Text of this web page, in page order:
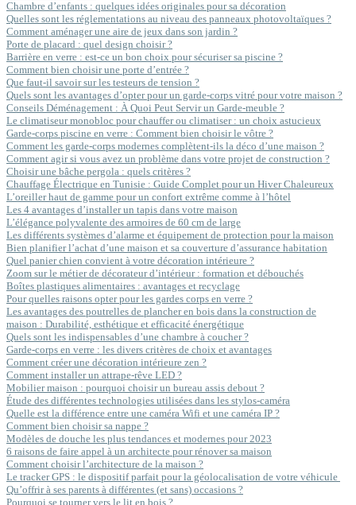
Chambre d’enfants : quelques idées originales pour sa décoration
Quelles sont les réglementations au niveau des panneaux photovoltaïques ?
Comment aménager une aire de jeux dans son jardin ?
Porte de placard : quel design choisir ?
Barrière en verre : est-ce un bon choix pour sécuriser sa piscine ?
Comment bien choisir une porte d’entrée ?
Que faut-il savoir sur les testeurs de tension ?
Quels sont les avantages d’opter pour un garde-corps vitré pour votre maison ?
Conseils Déménagement : À Quoi Peut Servir un Garde-meuble ?
Le climatiseur monobloc pour chauffer ou climatiser : un choix astucieux
Garde-corps piscine en verre : Comment bien choisir le vôtre ?
Comment les garde-corps modernes complètent-ils la déco d’une maison ?
Comment agir si vous avez un problème dans votre projet de construction ?
Choisir une bâche pergola : quels critères ?
Chauffage Électrique en Tunisie : Guide Complet pour un Hiver Chaleureux
L’oreiller haut de gamme pour un confort extrême comme à l’hôtel
Les 4 avantages d’installer un tapis dans votre maison
L’élégance polyvalente des armoires de 60 cm de large
Les différents systèmes d’alarme et équipement de protection pour la maison
Bien planifier l’achat d’une maison et sa couverture d’assurance habitation
Quel panier chien convient à votre décoration intérieure ?
Zoom sur le métier de décorateur d’intérieur : formation et débouchés
Boîtes plastiques alimentaires : avantages et recyclage
Pour quelles raisons opter pour les gardes corps en verre ?
Les avantages des poutrelles de plancher en bois dans la construction de
maison : Durabilité, esthétique et efficacité énergétique
Quels sont les indispensables d’une chambre à coucher ?
Garde-corps en verre : les divers critères de choix et avantages
Comment créer une décoration intérieure zen ?
Comment installer un attrape-rêve LED ?
Mobilier maison : pourquoi choisir un bureau assis debout ?
Étude des différentes technologies utilisées dans les stylos-caméra
Quelle est la différence entre une caméra Wifi et une caméra IP ?
Comment bien choisir sa nappe ?
Modèles de douche les plus tendances et modernes pour 2023
6 raisons de faire appel à un architecte pour rénover sa maison
Comment choisir l’architecture de la maison ?
Le tracker GPS : le dispositif parfait pour la géolocalisation de votre véhicule
Qu’offrir à ses parents à différentes (et sans) occasions ?
Pourquoi se tourner vers le lit en bois ?